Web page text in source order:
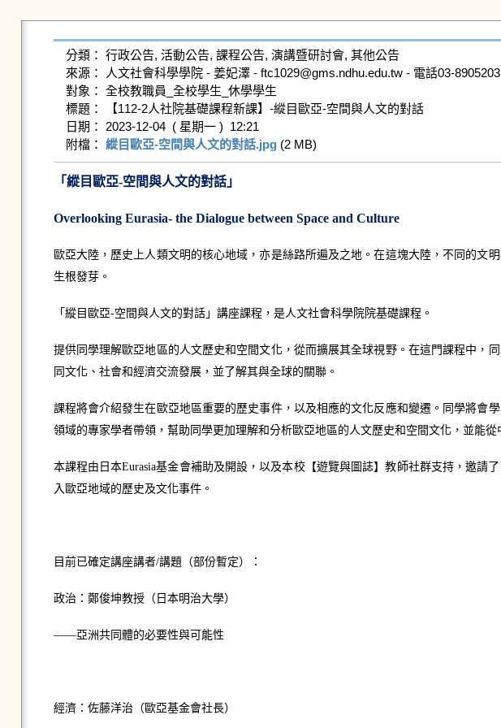
分類： 行政公告, 活動公告, 課程公告, 演講暨研討會, 其他公告
來源： 人文社會科學學院 - 姜妃澤 - ftc1029@gms.ndhu.edu.tw - 電話03-8905203
對象： 全校教職員_全校學生_休學學生
標題： 【112-2人社院基礎課程新課】-縱目歐亞-空間與人文的對話
日期： 2023-12-04  ( 星期一 )  12:21
附檔： 縱目歐亞-空間與人文的對話.jpg (2 MB)
「縱目歐亞-空間與人文的對話」
Overlooking Eurasia- the Dialogue between Space and Culture
歐亞大陸，歷史上人類文明的核心地域，亦是絲路所遍及之地。在這塊大陸，不同的
生根發芽。
「縱目歐亞-空間與人文的對話」講座課程，是人文社會科學院院基礎課程。
提供同學理解歐亞地區的人文歷史和空間文化，從而擴展其全球視野。在這門課程中，
同文化、社會和經濟交流發展，並了解其與全球的關聯。
課程將會介紹發生在歐亞地區重要的歷史事件，以及相應的文化反應和變遷。同學將會
領域的專家學者帶領，幫助同學更加理解和分析歐亞地區的人文歷史和空間文化，並能從
本課程由日本Eurasia基金會補助及開設，以及本校【遊覽與圖誌】教師社群支持，邀
入歐亞地域的歷史及文化事件。
目前已確定講座講者/講題（部份暫定）：
政治：鄭俊坤教授（日本明治大學）
——亞洲共同體的必要性與可能性
經濟：佐藤洋治（歐亞基金會社長）